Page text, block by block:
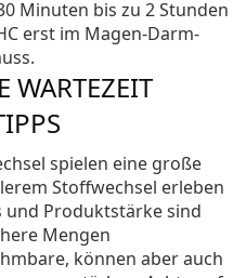
Minuten bis zu 2 Stunden
erst im Magen-Darm-
WARTEZEIT
spielen eine große
Stoffwechsel erleben
und Produktstärke sind
Mengen
können aber auch